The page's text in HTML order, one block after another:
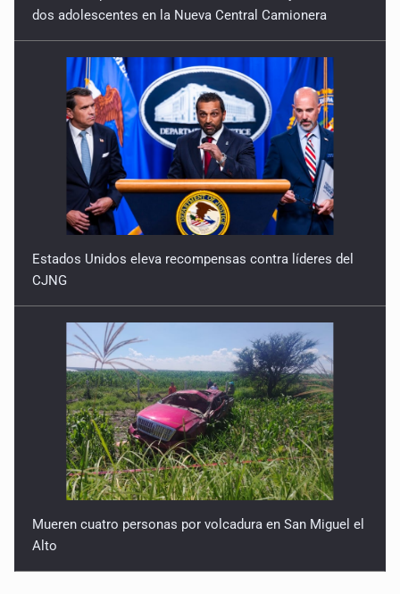
dos adolescentes en la Nueva Central Camionera
Estados Unidos eleva recompensas contra líderes del
CJNG
Mueren cuatro personas por volcadura en San Miguel el
Alto